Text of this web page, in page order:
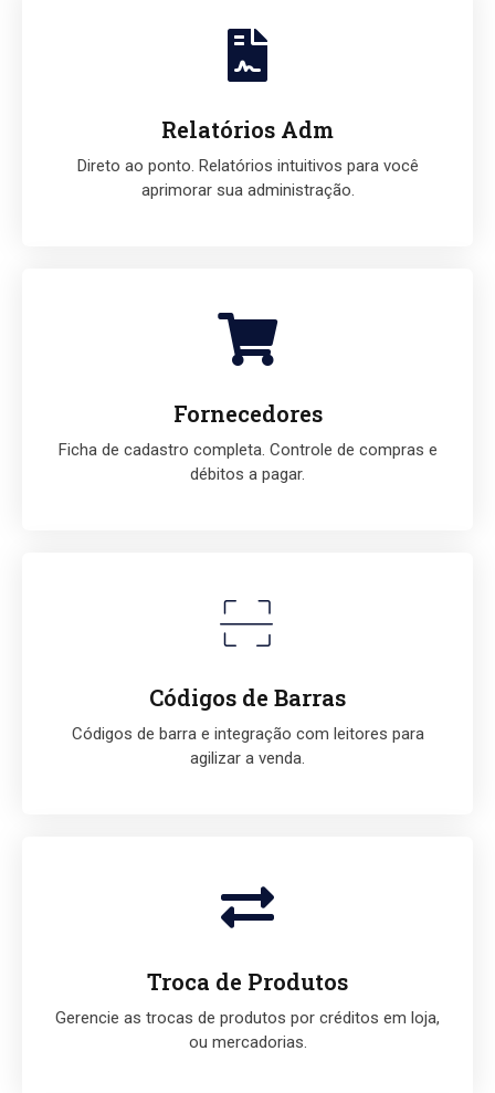
Relatórios Adm
Direto ao ponto. Relatórios intuitivos para você
aprimorar sua administração.
Fornecedores
Ficha de cadastro completa. Controle de compras e
débitos a pagar.
Códigos de Barras
Códigos de barra e integração com leitores para
agilizar a venda.
Troca de Produtos
Gerencie as trocas de produtos por créditos em loja,
ou mercadorias.